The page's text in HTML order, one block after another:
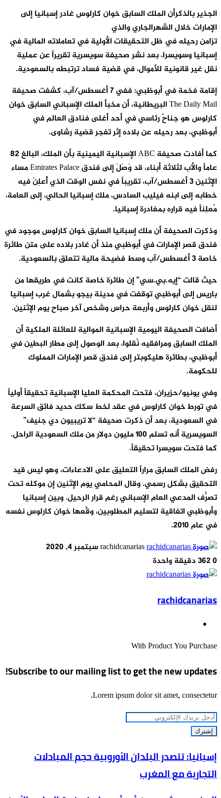
الجذير بالذكرأن الملك السابق خوان كارلوس غادر إسبانيا إلى
الإمارات خلال الشهرالجاري والذي
تزامن رحيله في ظل التحقيقات الأولية في تعاملاته المالية في
إسبانيا وسويسرا، بعد نشر صحيفة سويسرية تقريراً عن عملية
نقل غير قانونية للأموال، في قضية فساد ترتبطه بالسعودية.
إقامة فخمة في أبوظبي: ففي 7 أغسطس/آب، كشفت صحيفة
The Daily Mail البريطانية، أن مخبأ الملك الإسباني السابق خوان
كارلوس هو جناحٌ رئاسي في أحد أغلى فنادق العالم في
أبوظبي، بعد رحيله عن بلاده إثر تفجر قضية رشاوى.
كما أفادت صحيفة ABC الإسبانية اليمينية بأن الملك، البالغ 82
عاماً والأب لثلاثة أبناء، قد وَصَلَ إلى فندق Emirates Palace مساء
الإثنين 3 أغسطس/آب، تقريباً في نفس الوقت الذي أُعلِنَ فيه
خطابه إلى ابنه فيليب السادس، ملك إسبانيا الحالي، إلى العامة،
مُعلِناً فيه قراره بمغادرة إسبانيا.
وذكرت الصحيفة أن ملك إسبانيا السابق خوان كارلوس موجود في
فندق قصر الإمارات في أبوظبي منذ أن غادر بلاده على متن طائرة
خاصة 3 أغسطس/آب وسط فضيحة مالية تتعلق بالسعودية.
حيث قالت “إيه.بي.سي” إن طائرة خاصة كانت في طريقها من
باريس إلى أبوظبي توقفت في مدينة بيجو بشمال غرب إسبانيا
لنقل خوان كارلوس وأربعة حراس وشخص آخر صباح يوم الإثنين.
أضافت الصحيفة اليومية الإسبانية الموالية للعائلة الملكية أن
الملك السابق ومرافقيه نُقلوا، بعد الوصول إلى مطار البطين في
أبوظبي، بطائرة هليكوبتر إلى فندق قصر الإمارات المملوك
للحكومة.
وفي يونيو/حزيران، فتحت المحكمة العليا الإسبانية تحقيقاً أولياً
في تورط خوان كارلوس في عقد لخط سكك حديد فائق السرعة
في السعودية، بعد أن ذكرت صحيفة “لا تريبيون دي جنيف”
السويسرية أنه تسلم 100 مليون دولار من ملك السعودية الراحل.
كما فتحت سويسرا تحقيقاً.
رفض الملك السابق مراراً التعليق على الادعاءات، وهو ليس قيد
التحقيق بشكل رسمي. وقال المحامي يوم الإثنين إن موكله تحت
تصرُّف المدعي العام الإسباني رغم قرار الرحيل. وبين إسبانيا
وأبوظبي اتفاقية لتسليم المطلوبين، وقَّعها خوان كارلوس نفسه
في عام 2010.
rachidcanariasأرسل
سبتمبر 4, 2020
0
دقيقة واحدة
rachidcanarias
With Product You Purchase
Subscribe to our mailing list to get the new updates!
Lorem ipsum dolor sit amet, consectetur.
أدخل
بريدك
إسبانيا:
تتصدر
البلدان
إسبانيا: تتصدر البلدان الأوروبية حجم المبادلات
التجارية مع المغرب